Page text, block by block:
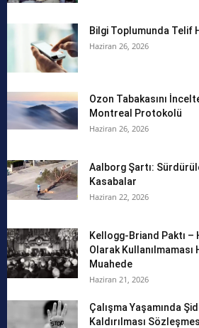
Bilgi Toplumunda Telif
Haziran 26, 2026
Ozon Tabakasını
Montreal Protokolü
Haziran 26, 2026
Aalborg Şartı:
Kasabalar
Haziran 22, 2026
Kellogg-Briand Paktı
Olarak Kullanılmaması
Muahede
Haziran 21, 2026
Çalışma Yaşamında
Kaldırılması